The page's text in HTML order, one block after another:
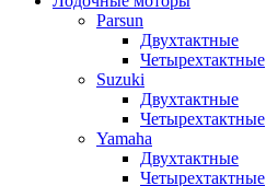
Parsun
Двухтактные
Четырехтактные
Suzuki
Двухтактные
Четырехтактные
Yamaha
Двухтактные
Четырехтактные